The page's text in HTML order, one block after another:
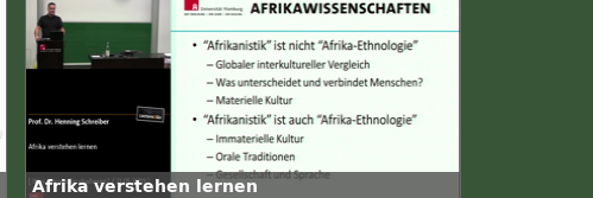
Afrika verstehen lernen